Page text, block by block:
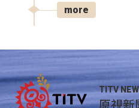
more
TITV
原視新